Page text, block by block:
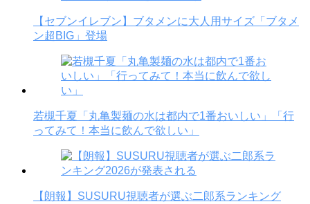
【セブンイレブン】ブタメンに大人用サイズ「ブタメ
ン超BIG」登場
若槻千夏「丸亀製麺の水は都内で1番おいしい」「行
ってみて！本当に飲んで欲しい」
【朗報】SUSURU視聴者が選ぶ二郎系ランキング